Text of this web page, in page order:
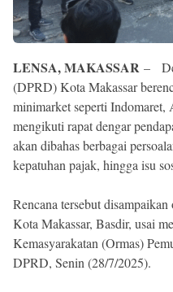
LENSA, MAKASSAR –
(DPRD) Kota Makassar
minimarket seperti
mengikuti rapat dengar
akan dibahas berbagai
kepatuhan pajak, hingga isu
Rencana tersebut
Kota Makassar, Basdir, usai
Kemasyarakatan (Ormas)
DPRD, Senin (28/7/2025).